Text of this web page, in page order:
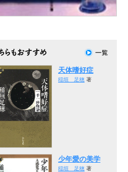
天体嗜好症
稲垣 足穂 著
少年愛の美学
稲垣 足穂 著